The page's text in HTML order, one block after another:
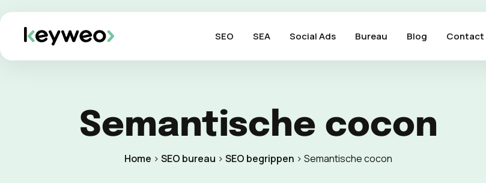
SEO SEA Social Ads Bureau Blog Contact
Semantische cocon
Home > SEO bureau > SEO begrippen > Semantische cocon